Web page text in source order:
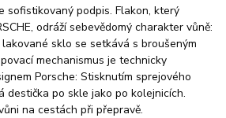
sofistikovaný podpis. Flakon, který
odráží sebevědomý charakter vůně:
sklo se setkává s broušeným
mechanismus je technicky
Porsche: Stisknutím sprejového
destička po skle jako po kolejnicích.
na cestách při přepravě.